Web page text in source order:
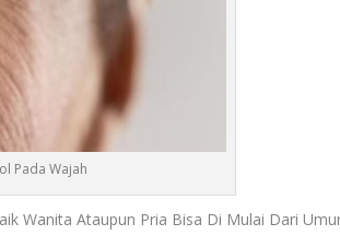
Pada Wajah
Wanita Ataupun Pria Bisa Di Mulai Dari